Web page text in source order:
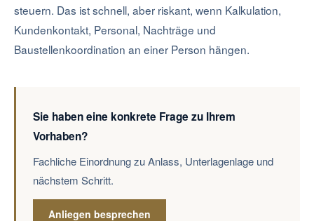
steuern. Das ist schnell, aber riskant, wenn Kalkulation,
Kundenkontakt, Personal, Nachträge und
Baustellenkoordination an einer Person hängen.
Sie haben eine konkrete Frage zu Ihrem
Vorhaben?
Fachliche Einordnung zu Anlass, Unterlagenlage und
nächstem Schritt.
Anliegen besprechen